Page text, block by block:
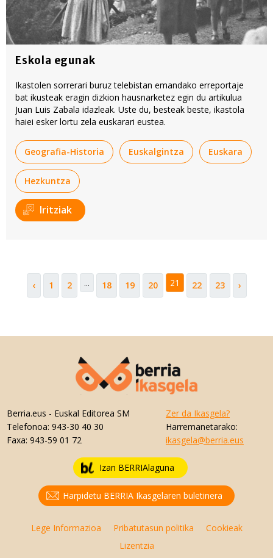
Eskola egunak
Ikastolen sorrerari buruz telebistan emandako erreportaje
bat ikusteak eragin dizkion hausnarketez egin du artikulua
Juan Luis Zabala idazleak. Uste du, besteak beste, ikastola
haiei esker lortu zela euskarari eustea.
Geografia-Historia Euskalgintza Euskara
Hezkuntza
Iritziak
‹ 1 2 ... 18 19 20 21 22 23 ›
Berria.eus - Euskal Editorea SM
Telefonoa: 943-30 40 30
Faxa: 943-59 01 72
Zer da Ikasgela?
Harremanetarako:
ikasgela@berria.eus
Izan BERRIAlaguna
Harpidetu BERRIA Ikasgelaren buletinera
Lege Informazioa Pribatutasun politika
Cookieak
Lizentzia